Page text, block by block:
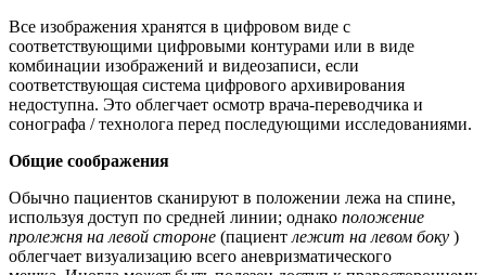
Все изображения хранятся в цифровом виде с
соответствующими цифровыми контурами или в виде
комбинации изображений и видеозаписи, если
соответствующая система цифрового архивирования
недоступна. Это облегчает осмотр врача-переводчика и
сонографа / технолога перед последующими исследованиями.
Общие соображения
Обычно пациентов сканируют в положении лежа на спине,
используя доступ по средней линии; однако положение
пролежня на левой стороне (пациент лежит на левом боку )
облегчает визуализацию всего аневризматического